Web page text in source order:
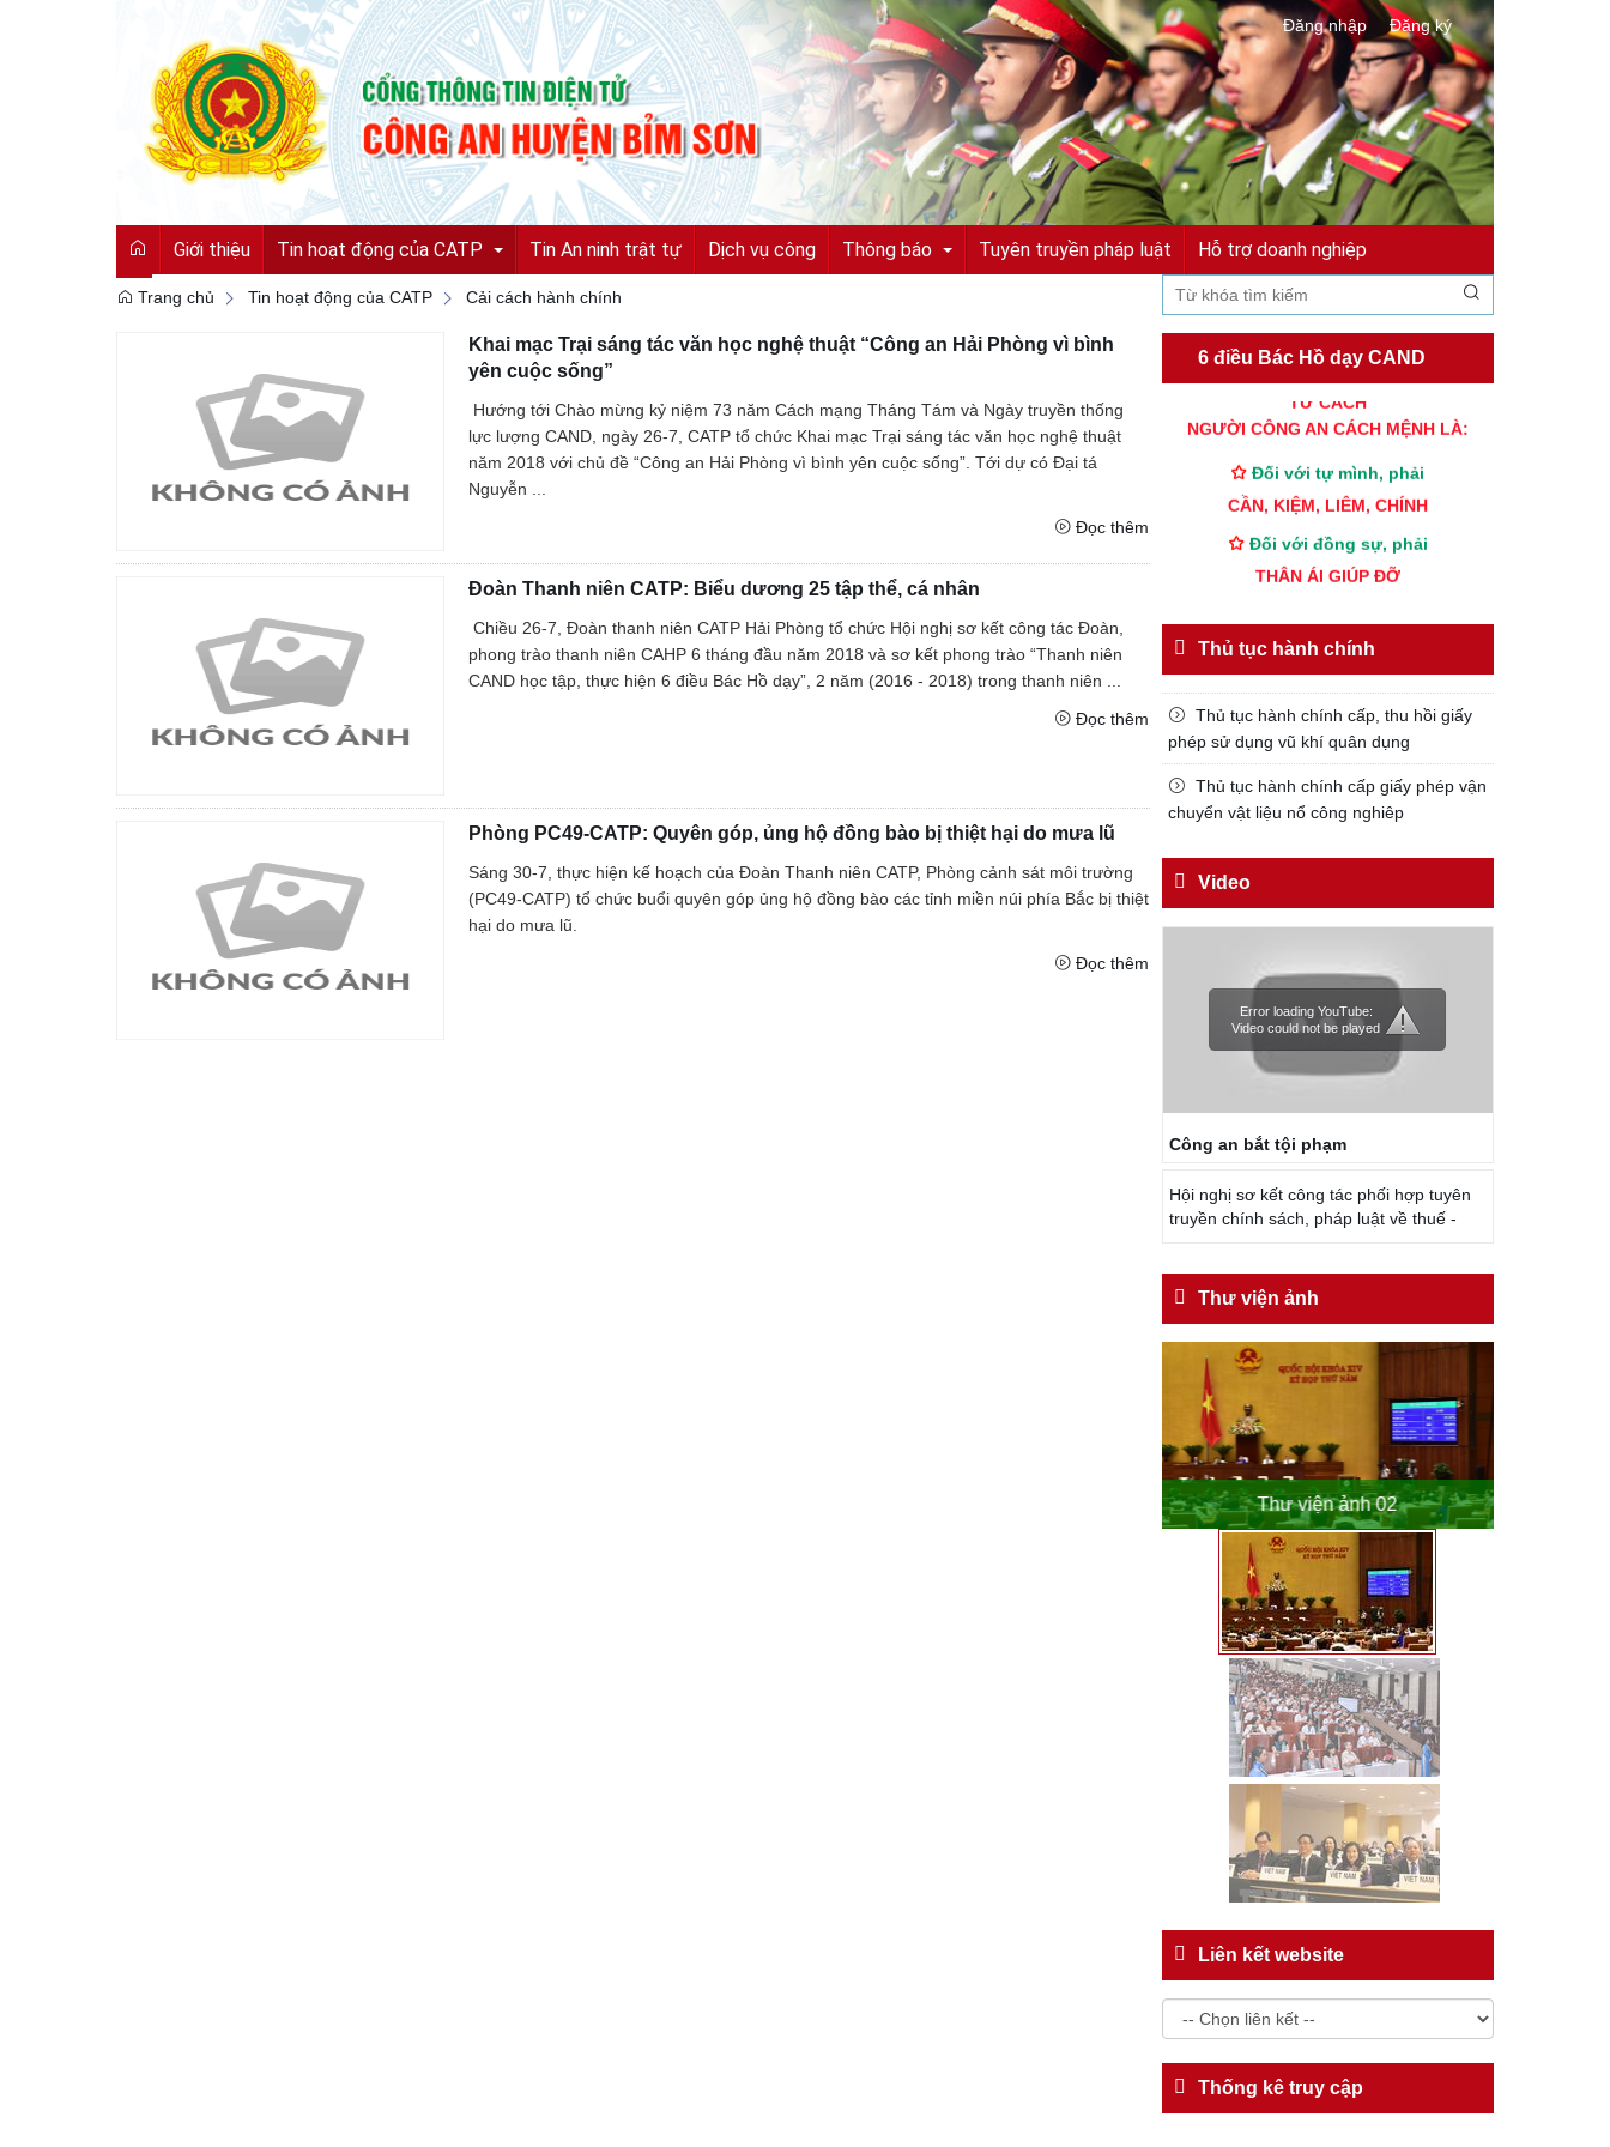
Đăng nhập Đăng ký
Giới thiệu Tin hoạt động của CATP
Hoạt động của CATP
Vì an ninh tổ quốc
Cải cách hành chính
Gương người người tốt việc tốt
Tin An ninh trật tự Dịch vụ công Thông báo
Tuyển sinh, tuyển dụng
Quyết định truy nã
Quyết định đình nã
Tin tức từ UBND tỉnh
Thông báo từ UBND tỉnh
Tuyên truyền pháp luật Hỗ trợ doanh nghiệp
Trang chủ Tin hoạt động của CATP Cải cách hành chính
Khai mạc Trại sáng tác văn học nghệ thuật “Công an Hải Phòng vì bình
yên cuộc sống”
Hướng tới Chào mừng kỷ niệm 73 năm Cách mạng Tháng Tám và Ngày truyền thống
lực lượng CAND, ngày 26-7, CATP tổ chức Khai mạc Trại sáng tác văn học nghệ thuật
năm 2018 với chủ đề “Công an Hải Phòng vì bình yên cuộc sống”. Tới dự có Đại tá
Nguyễn ...
Đọc thêm
Đoàn Thanh niên CATP: Biểu dương 25 tập thể, cá nhân
Chiều 26-7, Đoàn thanh niên CATP Hải Phòng tổ chức Hội nghị sơ kết công tác Đoàn,
phong trào thanh niên CAHP 6 tháng đầu năm 2018 và sơ kết phong trào “Thanh niên
CAND học tập, thực hiện 6 điều Bác Hồ dạy”, 2 năm (2016 - 2018) trong thanh niên ...
Đọc thêm
Phòng PC49-CATP: Quyên góp, ủng hộ đồng bào bị thiệt hại do mưa lũ
Sáng 30-7, thực hiện kế hoạch của Đoàn Thanh niên CATP, Phòng cảnh sát môi trường
(PC49-CATP) tổ chức buổi quyên góp ủng hộ đồng bào các tỉnh miền núi phía Bắc bị thiệt
hại do mưa lũ.
Đọc thêm
6 điều Bác Hồ dạy CAND
TƯ CÁCH
NGƯỜI CÔNG AN CÁCH MỆNH LÀ:
CẦN, KIỆM, LIÊM, CHÍNH
Đối với công việc, phải
Đối với địch, phải
Trích thư Chủ tịch Hồ Chí Minh
gửi Công an Khu XII,
Thủ tục hành chính
Thủ tục hành chính cấp, thu hồi giấy
phép sử dụng vũ khí quân dụng
Thủ tục hành chính cấp giấy phép vận
chuyển vật liệu nổ công nghiêp
Video
Error loading YouTube:
Video could not be played
Công an bắt tội phạm
Hội nghị sơ kết công tác phối hợp tuyên
truyền chính sách, pháp luật về thuế -
Thư viện ảnh
Thư viện ảnh 02
Liên kết website
Thống kê truy cập